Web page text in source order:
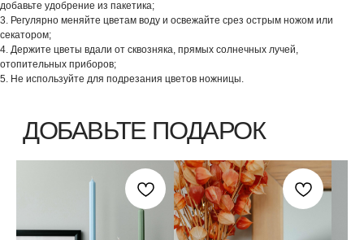
добавьте удобрение из пакетика;
3. Регулярно меняйте цветам воду и освежайте срез острым ножом или
секатором;
4. Держите цветы вдали от сквозняка, прямых солнечных лучей,
отопительных приборов;
5. Не используйте для подрезания цветов ножницы.